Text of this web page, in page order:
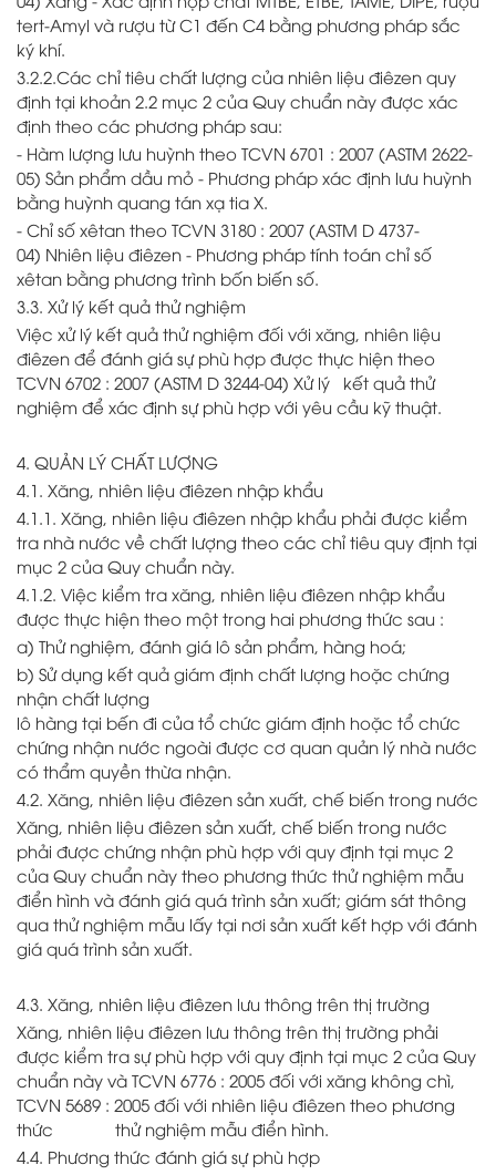
tert-Amyl và rượu từ C1 đến C4 bằng phương pháp sắc
ký khí.
3.2.2.Các chỉ tiêu chất lượng của nhiên liệu điêzen quy
định tại khoản 2.2 mục 2 của Quy chuẩn này được xác
định theo các phương pháp sau:
- Hàm lượng lưu huỳnh theo TCVN 6701 : 2007 (ASTM 2622-
05) Sản phẩm dầu mỏ - Phương pháp xác định lưu huỳnh
bằng huỳnh quang tán xạ tia X.
- Chỉ số xêtan theo TCVN 3180 : 2007 (ASTM D 4737-
04) Nhiên liệu điêzen - Phương pháp tính toán chỉ số
xêtan bằng phương trình bốn biến số.
3.3. Xử lý kết quả thử nghiệm
Việc xử lý kết quả thử nghiệm đối với xăng, nhiên liệu
điêzen để đánh giá sự phù hợp được thực hiện theo
TCVN 6702 : 2007 (ASTM D 3244-04) Xử lý kết quả thử
nghiệm để xác định sự phù hợp với yêu cầu kỹ thuật.
4. QUẢN LÝ CHẤT LƯỢNG
4.1. Xăng, nhiên liệu điêzen nhập khẩu
4.1.1. Xăng, nhiên liệu điêzen nhập khẩu phải được kiểm
tra nhà nước về chất lượng theo các chỉ tiêu quy định tại
mục 2 của Quy chuẩn này.
4.1.2. Việc kiểm tra xăng, nhiên liệu điêzen nhập khẩu
được thực hiện theo một trong hai phương thức sau :
a) Thử nghiệm, đánh giá lô sản phẩm, hàng hoá;
b) Sử dụng kết quả giám định chất lượng hoặc chứng
nhận chất lượng
lô hàng tại bến đi của tổ chức giám định hoặc tổ chức
chứng nhận nước ngoài được cơ quan quản lý nhà nước
có thẩm quyền thừa nhận.
4.2. Xăng, nhiên liệu điêzen sản xuất, chế biến trong nước
Xăng, nhiên liệu điêzen sản xuất, chế biến trong nước
phải được chứng nhận phù hợp với quy định tại mục 2
của Quy chuẩn này theo phương thức thử nghiệm mẫu
điển hình và đánh giá quá trình sản xuất; giám sát thông
qua thử nghiệm mẫu lấy tại nơi sản xuất kết hợp với đánh
giá quá trình sản xuất.
4.3. Xăng, nhiên liệu điêzen lưu thông trên thị trường
Xăng, nhiên liệu điêzen lưu thông trên thị trường phải
được kiểm tra sự phù hợp với quy định tại mục 2 của Quy
chuẩn này và TCVN 6776 : 2005 đối với xăng không chì,
TCVN 5689 : 2005 đối với nhiên liệu điêzen theo phương
thức thử nghiệm mẫu điển hình.
4.4. Phương thức đánh giá sự phù hợp